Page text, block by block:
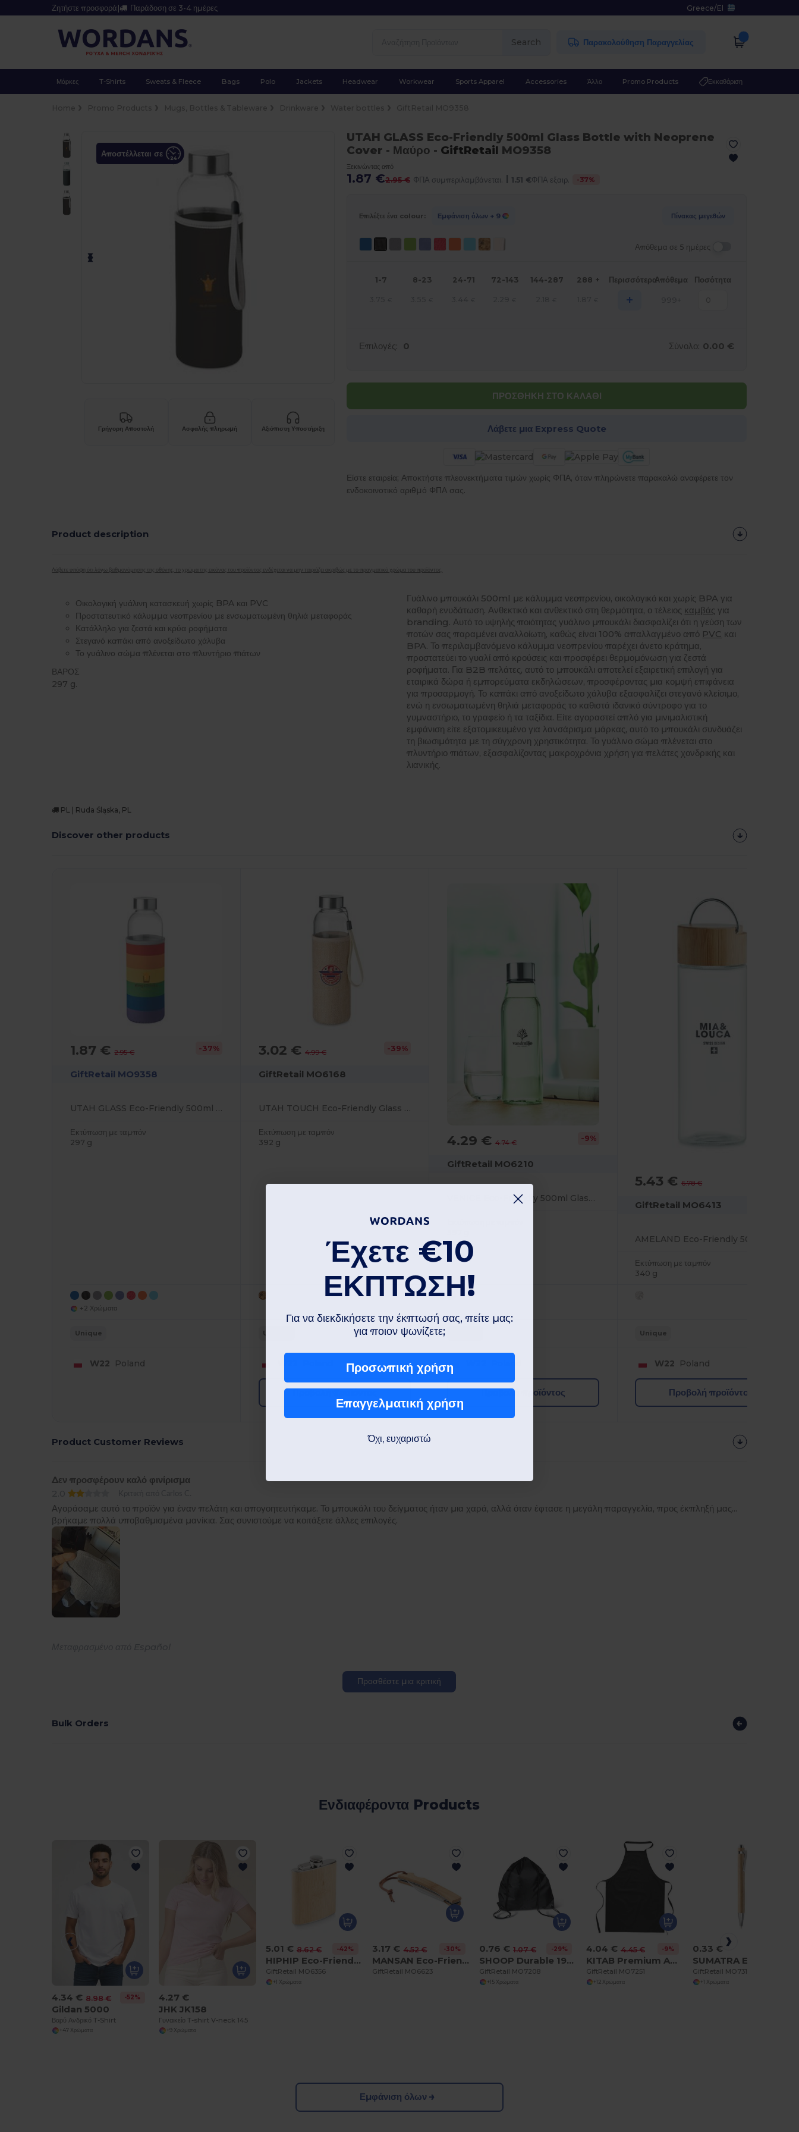
Ζητήστε προσφορά | Παράδοση σε 3-4 ημέρες Greece/El
Search Παρακολούθηση Παραγγελίας
Μάρκες T-Shirts Sweats & Fleece Bags Polo Jackets Headwear Workwear Sports Apparel Accessories Άλλο Promo Products Εκκαθάριση
Αποστέλλεται σε
Γρήγορη Αποστολή Ασφαλής πληρωμή Αξιόπιστη Υποστήριξη
UTAH GLASS Eco-Friendly 500ml Glass Bottle with Neoprene
Cover - Μαύρο - GiftRetail MO9358
Ξεκινώντας από
1.87 €2.95 € ΦΠΑ συμπεριλαμβάνεται. | 1.51 €ΦΠΑ εξαιρ. -37%
Επιλέξτε ένα colour: Εμφάνιση όλων + 9 Πίνακας μεγεθών
Απόθεμα σε 5 ημέρες
1-7 8-23 24-71 72-143 144-287 288 + ΠερισσότεραΑπόθεμα Ποσότητα
+
Επιλογές: 0 Σύνολο: 0.00 €
ΠΡΟΣΘΗΚΗ ΣΤΟ ΚΑΛΑΘΙ
Λάβετε μια Express Quote
Είστε εταιρεία; Αποκτήστε πλεονεκτήματα τιμών χωρίς ΦΠΑ, όταν πληρώνετε παρακαλώ αναφέρετε τον
ενδοκοινοτικό αριθμό ΦΠΑ σας.
Product description
Λάβετε υπόψη ότι λόγω βαθμονόμησης της οθόνης, το χρώμα της εικόνας του προϊόντος ενδέχεται να μην ταιριάζει ακριβώς με το πραγματικό χρώμα του προϊόντος.
Οικολογική γυάλινη κατασκευή χωρίς BPA και PVC
Προστατευτικό κάλυμμα νεοπρενίου με ενσωματωμένη θηλιά μεταφοράς
Κατάλληλο για ζεστά και κρύα ροφήματα
Στεγανό καπάκι από ανοξείδωτο χάλυβα
Το γυάλινο σώμα πλένεται στο πλυντήριο πιάτων
ΒΑΡΟΣ
297 g.
Γυάλινο μπουκάλι 500ml με κάλυμμα νεοπρενίου, οικολογικό και χωρίς BPA για
καθαρή ενυδάτωση. Ανθεκτικό και ανθεκτικό στη θερμότητα, ο τέλειος καμβάς για
branding. Αυτό το υψηλής ποιότητας γυάλινο μπουκάλι διασφαλίζει ότι η γεύση των
ποτών σας παραμένει αναλλοίωτη, καθώς είναι 100% απαλλαγμένο από PVC και
BPA. Το περιλαμβανόμενο κάλυμμα νεοπρενίου παρέχει άνετο κράτημα,
προστατεύει το γυαλί από κρούσεις και προσφέρει θερμομόνωση για ζεστά
ροφήματα. Για B2B πελάτες, αυτό το μπουκάλι αποτελεί εξαιρετική επιλογή για
εταιρικά δώρα ή εμπορεύματα εκδηλώσεων, προσφέροντας μια κομψή επιφάνεια
για προσαρμογή. Το καπάκι από ανοξείδωτο χάλυβα εξασφαλίζει στεγανό κλείσιμο,
ενώ η ενσωματωμένη θηλιά μεταφοράς το καθιστά ιδανικό σύντροφο για το
γυμναστήριο, το γραφείο ή τα ταξίδια. Είτε αγοραστεί απλό για μινιμαλιστική
εμφάνιση είτε εξατομικευμένο για λανσάρισμα μάρκας, αυτό το μπουκάλι συνδυάζει
τη βιωσιμότητα με τη σύγχρονη χρηστικότητα. Το γυάλινο σώμα πλένεται στο
πλυντήριο πιάτων, εξασφαλίζοντας μακροχρόνια χρήση για πελάτες χονδρικής και
λιανικής.
PL | Ruda Śląska, PL
Discover other products
1.87 €2.95 € -37%
GiftRetail MO9358
UTAH GLASS Eco-Friendly 500ml Glass Bottle with Neoprene Cover
Εκτύπωση με ταμπόν
297 g
+2 Χρώματα
Unique
W22 Poland
3.02 € 4.99 € -39%
GiftRetail MO6168
UTAH TOUCH Eco-Friendly Glass Bottle with Neoprene Pouch 500ml
Εκτύπωση με ταμπόν
392 g
Unique
4.29 €4.74 € -9%
GiftRetail MO6210
VENICE Eco-Friendly 500ml Glass Bottle with Steel Lid
Προβολή προϊόντος
5.43 €6.78 €
GiftRetail MO6413
Εκτύπωση με ταμπόν
340 g
Unique
W22 Poland
Προβολή προϊόντος
Product Customer Reviews
Δεν προσφέρουν καλό φινίρισμα
2.0
Αγοράσαμε αυτό το προϊόν για έναν πελάτη και απογοητευτήκαμε. Το μπουκάλι του δείγματος ήταν μια χαρά, αλλά όταν έφτασε η μεγάλη παραγγελία, προς έκπληξή μας...
βρήκαμε πολλά υποβαθμισμένα μανίκια. Σας συνιστούμε να κοιτάξετε άλλες επιλογές.
Προσθέστε μια κριτική
Bulk Orders
Ενδιαφέροντα Products
4.34 € 8.98 € -52%
Gildan 5000
Βαρύ Ανδρικό T-Shirt
+47 Χρώματα
4.27 €
JHK JK158
Γυναικείο T-shirt V-neck 145
+9 Χρώματα
5.01 € 8.62 € -42%
HIPHIP Eco-Friendly Bamboo Slim Hip Flask 175ml
GiftRetail MO6356
+1 Χρώματα
3.17 € 4.52 € -30%
MANSAN Eco-Friendly Bamboo Handle Foldable Knife
GiftRetail MO6623
0.76 € 1.07 € -29%
SHOOP Durable 190T Polyester Drawstring Day Trip Bag
GiftRetail MO7208
+15 Χρώματα
4.04 € 4.45 € -9%
KITAB Premium Adjustable Cotton Kitchen Multi-purpose Apron
GiftRetail MO7251
+12 Χρώματα
0.33 €
GiftRetail MO7318
+1 Χρώματα
Εμφάνιση όλων
Έχετε €10
ΕΚΠΤΩΣΗ!
Για να διεκδικήσετε την έκπτωσή σας, πείτε μας:
για ποιον ψωνίζετε;
Προσωπική χρήση
Επαγγελματική χρήση
Όχι, ευχαριστώ